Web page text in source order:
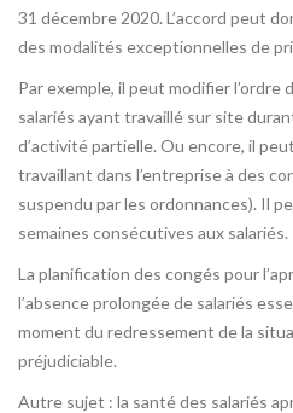
31 décembre 2020. L’accord peut
des modalités exceptionnelles de
Par exemple, il peut modifier
salariés ayant travaillé sur site
d’activité partielle. Ou encore, il
travaillant dans l’entreprise à des
suspendu par les ordonnances). Il
semaines consécutives aux salariés.
La planification des congés pour
l’absence prolongée de salariés
moment du redressement de la
préjudiciable.
Autre sujet : la santé des salariés